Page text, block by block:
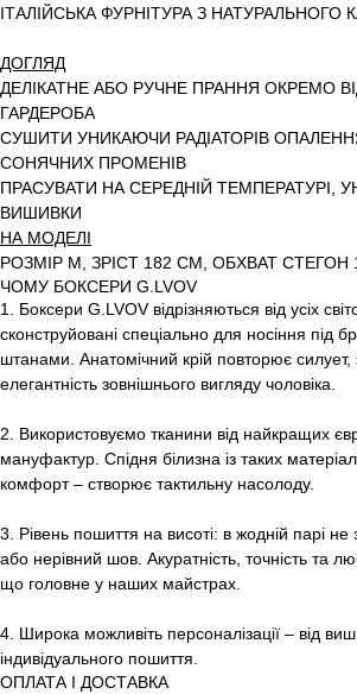
ІТАЛІЙСЬКА ФУРНІТУРА З НАТУРАЛЬНОГО
ДОГЛЯД
ДЕЛІКАТНЕ АБО РУЧНЕ ПРАННЯ ОКРЕМО
ГАРДЕРОБА
СУШИТИ УНИКАЮЧИ РАДІАТОРІВ
СОНЯЧНИХ ПРОМЕНІВ
ПРАСУВАТИ НА СЕРЕДНІЙ ТЕМПЕРАТУРІ,
ВИШИВКИ
НА МОДЕЛІ
РОЗМІР M, ЗРІСТ 182 СМ, ОБХВАТ СТЕГОН
ЧОМУ БОКСЕРИ G.LVOV
1. Боксери G.LVOV відрізняються від усіх
сконструйовані спеціально для носіння під
штанами. Анатомічний крій повторює силует,
елегантність зовнішнього вигляду чоловіка.
2. Використовуємо тканини від найкращих
мануфактур. Спідня білизна із таких
комфорт – створює тактильну насолоду.
3. Рівень пошиття на висоті: в жодній парі не
або нерівний шов. Акуратність, точність та
що головне у наших майстрах.
4. Широка можливіть персоналізації – від
індивідуального пошиття.
ОПЛАТА І ДОСТАВКА